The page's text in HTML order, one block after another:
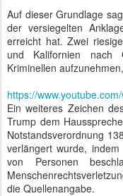
Auf dieser Grundlage
der versiegelten
erreicht hat. Zwei
und Kalifornien nach
Kriminellen
https://
Ein weiteres Zeichen
Trump dem
Notstandsverordnung
verlängert wurde,
von Personen
die Quellenangabe.